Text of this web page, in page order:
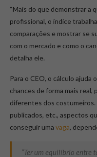
“Mais do que demonstrar a
profissional, o índice
comparações e mostrar se
com o mercado e como o
detalha ele.
Para o CEO, o cálculo ajuda
chances de forma mais
diferentes dos costumeiros.
publicados, etc., aspectos
conseguir uma vaga,
“Ter um equilíbrio entre